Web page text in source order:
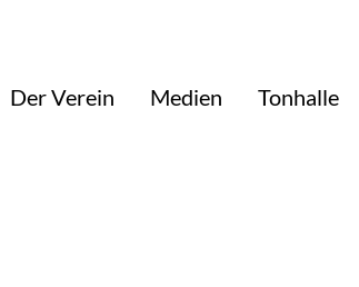
Der Verein Medien Tonhalle